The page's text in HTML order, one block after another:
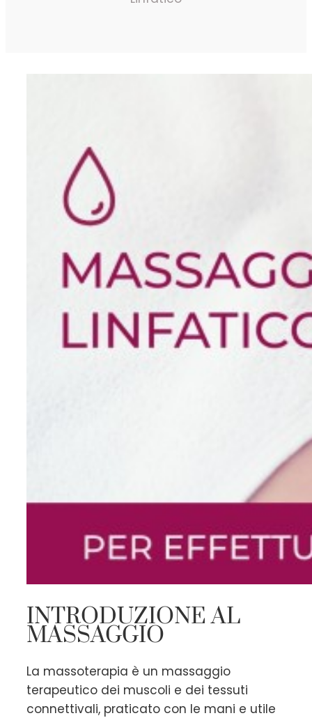
INTRODUZIONE AL
MASSAGGIO
La massoterapia è un massaggio
terapeutico dei muscoli e dei tessuti
connettivali, praticato con le mani e utile